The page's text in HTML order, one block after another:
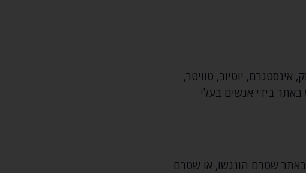
יוטיוב‚ טוויטר‚
באתר בידי אנשים בעלי
שטרם הונגשו‚ או שטרם